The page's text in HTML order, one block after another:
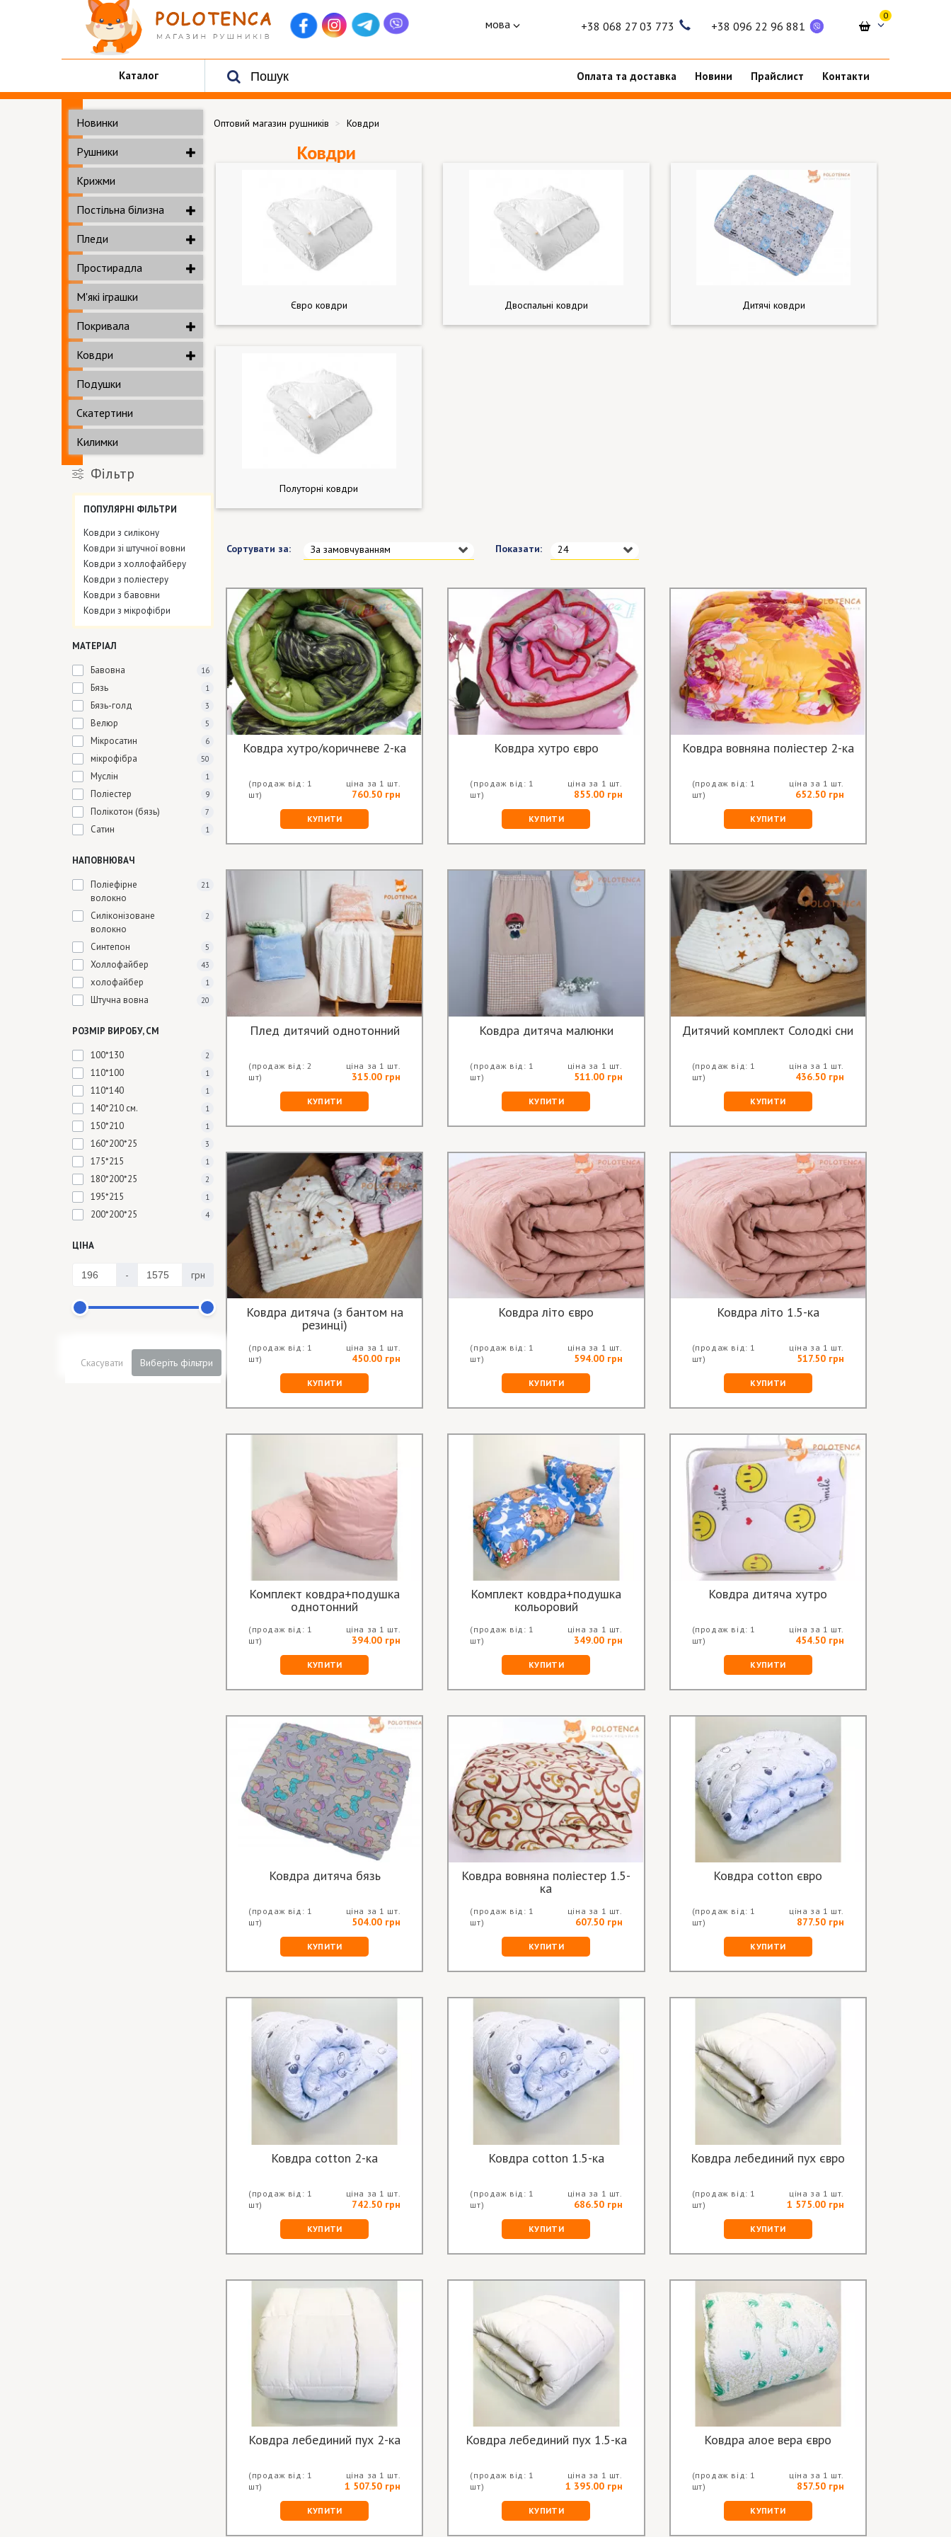
мова +38 068 27 03 773 +38 096 22 96 881
0
Каталог Оплата та доставка Новини Прайслист Контакти
Новинки
Рушники
Крижми
Постільна білизна
Пледи
Простирадла
М'які іграшки
Покривала
Ковдри
Подушки
Скатертини
Килимки
Фільтр
ПОПУЛЯРНІ ФІЛЬТРИ
Ковдри з силікону
Ковдри зі штучної вовни
Ковдри з холлофайберу
Ковдри з поліестеру
Ковдри з бавовни
Ковдри з мікрофібри
МАТЕРІАЛ
Бавовна
16
Бязь 1
Бязь-голд 3
Велюр 5
Мікросатин 6
мікрофібра 50
Муслін 1
Поліестер 9
Полікотон (бязь) 7
Сатин 1
НАПОВНЮВАЧ
Поліефірне
волокно
21
Силіконізоване
волокно
2
Синтепон 5
Холлофайбер 43
холофайбер 1
Штучна вовна 20
РОЗМІР ВИРОБУ, СМ
100*130
2
110*100 1
110*140 1
140*210 см. 1
150*210 1
160*200*25 3
175*215 1
180*200*25 2
195*215 1
200*200*25 4
ЦІНА
- грн
Скасувати Виберіть фільтри
Оптовий магазин рушників Ковдри
Ковдри
Євро ковдри Двоспальні ковдри Дитячі ковдри
Полуторні ковдри
Сортувати за: За замовчуванням Показати: 24
Ковдра хутро/коричневе 2-ка
(продаж від: 1
шт)
ціна за 1 шт.
760.50 грн
КУПИТИ
Ковдра хутро євро
(продаж від: 1
шт)
ціна за 1 шт.
855.00 грн
КУПИТИ
Ковдра вовняна поліестер 2-ка
(продаж від: 1
шт)
ціна за 1 шт.
652.50 грн
КУПИТИ
Плед дитячий однотонний
(продаж від: 2
шт)
ціна за 1 шт.
315.00 грн
КУПИТИ
Ковдра дитяча малюнки
(продаж від: 1
шт)
ціна за 1 шт.
511.00 грн
КУПИТИ
Дитячий комплект Солодкі сни
(продаж від: 1
шт)
ціна за 1 шт.
436.50 грн
КУПИТИ
Ковдра дитяча (з бантом на
резинці)
(продаж від: 1
шт)
ціна за 1 шт.
450.00 грн
КУПИТИ
Ковдра літо євро
(продаж від: 1
шт)
ціна за 1 шт.
594.00 грн
КУПИТИ
Ковдра літо 1.5-ка
(продаж від: 1
шт)
ціна за 1 шт.
517.50 грн
КУПИТИ
Комплект ковдра+подушка
однотонний
(продаж від: 1
шт)
ціна за 1 шт.
394.00 грн
КУПИТИ
Комплект ковдра+подушка
кольоровий
(продаж від: 1
шт)
ціна за 1 шт.
349.00 грн
КУПИТИ
Ковдра дитяча хутро
(продаж від: 1
шт)
ціна за 1 шт.
454.50 грн
КУПИТИ
Ковдра дитяча бязь
(продаж від: 1
шт)
ціна за 1 шт.
504.00 грн
КУПИТИ
Ковдра вовняна поліестер 1.5-
ка
(продаж від: 1
шт)
ціна за 1 шт.
607.50 грн
КУПИТИ
Ковдра cotton євро
(продаж від: 1
шт)
ціна за 1 шт.
877.50 грн
КУПИТИ
Ковдра cotton 2-ка
(продаж від: 1
шт)
ціна за 1 шт.
742.50 грн
КУПИТИ
Ковдра cotton 1.5-ка
(продаж від: 1
шт)
ціна за 1 шт.
686.50 грн
КУПИТИ
Ковдра лебединий пух євро
(продаж від: 1
шт)
ціна за 1 шт.
1 575.00 грн
КУПИТИ
Ковдра лебединий пух 2-ка
(продаж від: 1
шт)
ціна за 1 шт.
1 507.50 грн
КУПИТИ
Ковдра лебединий пух 1.5-ка
(продаж від: 1
шт)
ціна за 1 шт.
1 395.00 грн
КУПИТИ
Ковдра алое вера євро
(продаж від: 1
шт)
ціна за 1 шт.
857.50 грн
КУПИТИ